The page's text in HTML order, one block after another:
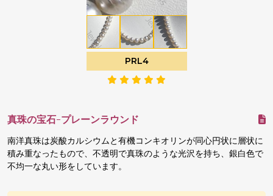
PRL4
真珠の宝石-プレーンラウンド
南洋真珠は炭酸カルシウムと有機コンキオリンが同心円状に層状に
積み重なったもので、不透明で真珠のような光沢を持ち、銀白色で
不均一な丸い形をしています。